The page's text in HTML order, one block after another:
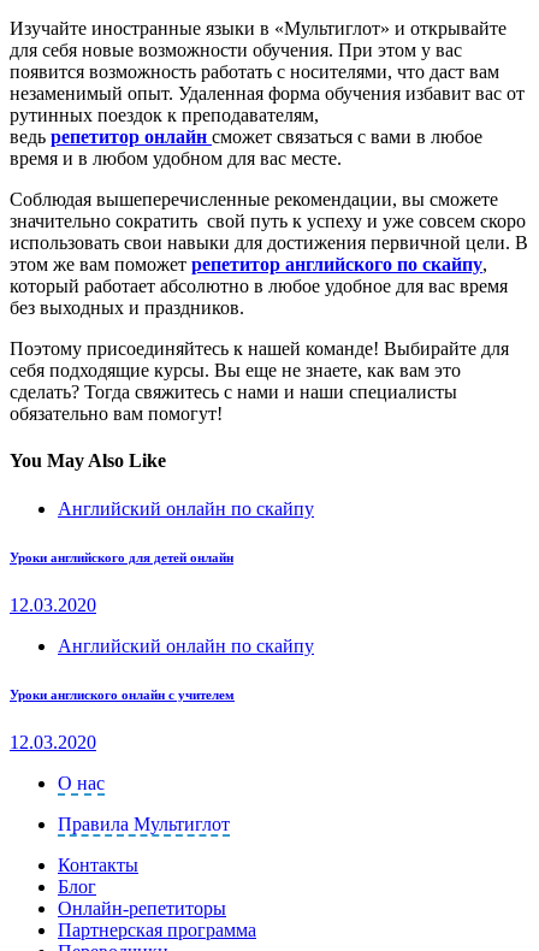
Изучайте иностранные языки в «Мультиглот» и открывайте
для себя новые возможности обучения. При этом у вас
появится возможность работать с носителями, что даст вам
незаменимый опыт. Удаленная форма обучения избавит вас от
рутинных поездок к преподавателям,
ведь репетитор онлайн сможет связаться с вами в любое
время и в любом удобном для вас месте.
Соблюдая вышеперечисленные рекомендации, вы сможете
значительно сократить свой путь к успеху и уже совсем скоро
использовать свои навыки для достижения первичной цели. В
этом же вам поможет репетитор английского по скайпу,
который работает абсолютно в любое удобное для вас время
без выходных и праздников.
Поэтому присоединяйтесь к нашей команде! Выбирайте для
себя подходящие курсы. Вы еще не знаете, как вам это
сделать? Тогда свяжитесь с нами и наши специалисты
обязательно вам помогут!
You May Also Like
Английский онлайн по скайпу
Уроки английского для детей онлайн
12.03.2020
Английский онлайн по скайпу
Уроки англиского онлайн с учителем
12.03.2020
О нас
Правила Мультиглот
Контакты
Блог
Онлайн-репетиторы
Партнерская программа